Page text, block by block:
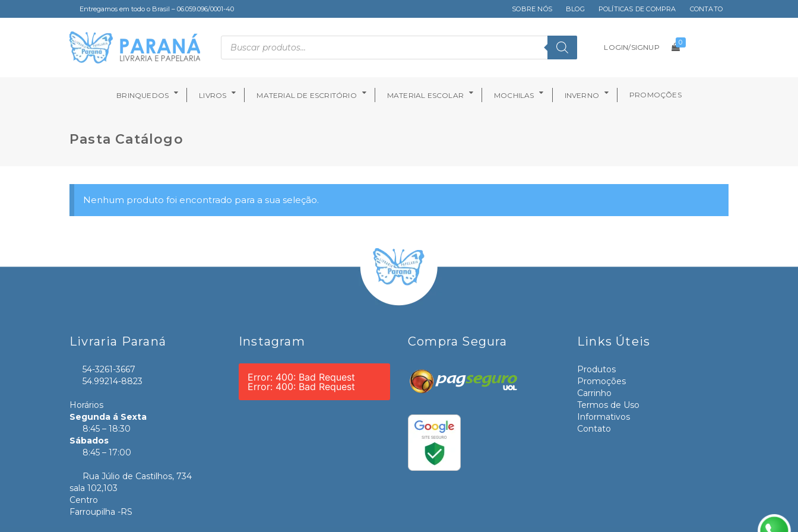
Entregamos em todo o Brasil – 06.059.096/0001-40 SOBRE NÓS BLOG POLÍTICAS DE COMPRA CONTATO
LOGIN/SIGNUP
0
BRINQUEDOS LIVROS MATERIAL DE ESCRITÓRIO MATERIAL ESCOLAR MOCHILAS INVERNO PROMOÇÕES
Pasta Catálogo
Nenhum produto foi encontrado para a sua seleção.
Livraria Paraná
54-3261-3667
54.99214-8823
Horários
Segunda á Sexta
8:45 – 18:30
Sábados
8:45 – 17:00
Rua Júlio de Castilhos, 734
sala 102,103
Centro
Farroupilha -RS
Instagram
Error: 400: Bad Request
Error: 400: Bad Request
Compra Segura Links Úteis
Produtos
Promoções
Carrinho
Termos de Uso
Informativos
Contato